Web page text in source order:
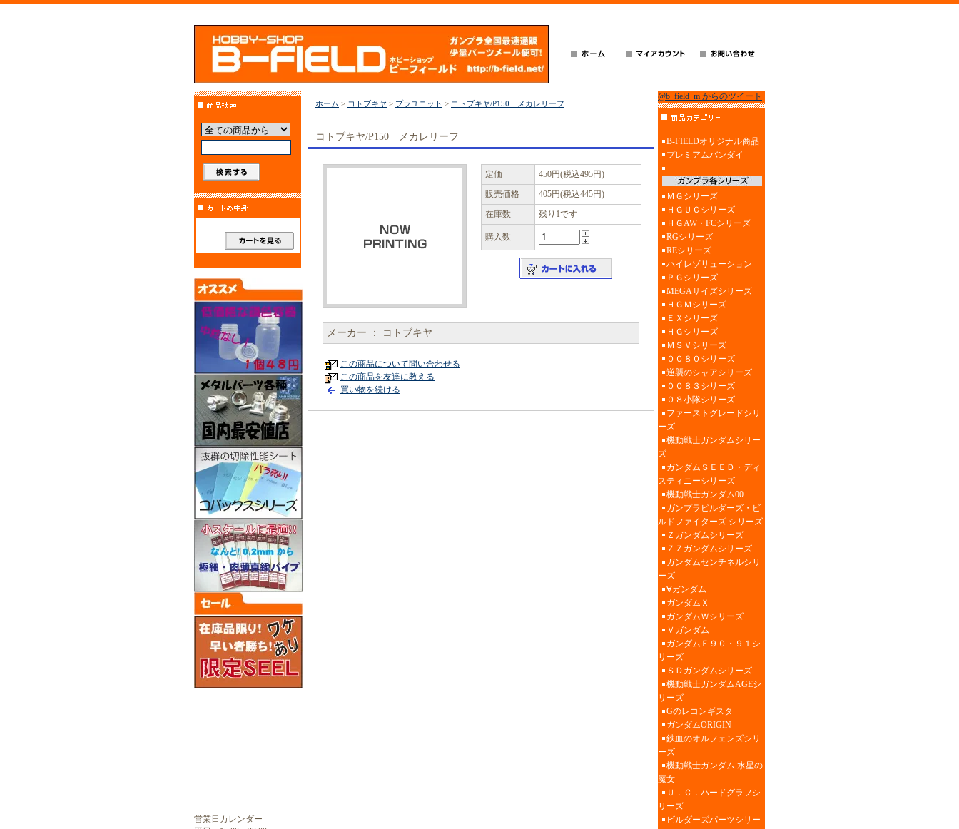
営業日カレンダー
ホーム > コトブキヤ > プラユニット > コトブキヤ/P150 メカレリーフ
コトブキヤ/P150 メカレリーフ
定価
450円(税込495円)
販売価格
405円(税込445円)
在庫数
残り1です
購入数
メーカー ： コトブキヤ
この商品について問い合わせる
この商品を友達に教える
買い物を続ける
@b_field_m からのツイート
B-FIELDオリジナル商品
プレミアムバンダイ
ＭＧシリーズ
ＨＧＵＣシリーズ
ＨＧAW・FCシリーズ
RGシリーズ
REシリーズ
ハイレゾリューション
ＰＧシリーズ
MEGAサイズシリーズ
ＨＧＭシリーズ
ＥＸシリーズ
ＨＧシリーズ
ＭＳＶシリーズ
００８０シリーズ
逆襲のシャアシリーズ
００８３シリーズ
０８小隊シリーズ
ファーストグレードシリ
ーズ
機動戦士ガンダムシリー
ズ
ガンダムＳＥＥＤ・ディ
スティニーシリーズ
機動戦士ガンダム00
ガンプラビルダーズ・ビ
ルドファイターズ シリーズ
Ｚガンダムシリーズ
ＺＺガンダムシリーズ
ガンダムセンチネルシリ
ーズ
∀ガンダム
ガンダムＸ
ガンダムＷシリーズ
Ｖガンダム
ガンダムＦ９０・９１シ
リーズ
ＳＤガンダムシリーズ
機動戦士ガンダムAGEシ
リーズ
Gのレコンギスタ
ガンダムORIGIN
鉄血のオルフェンズシリ
ーズ
機動戦士ガンダム 水星の
魔女
Ｕ．Ｃ．ハードグラフシ
リーズ
ビルダーズパーツシリー